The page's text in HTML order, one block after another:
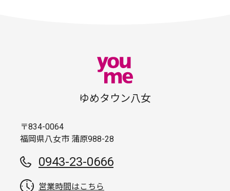
ゆめタウン八女
〒834-0064
福岡県八女市 蒲原988-28
0943-23-0666
営業時間はこちら